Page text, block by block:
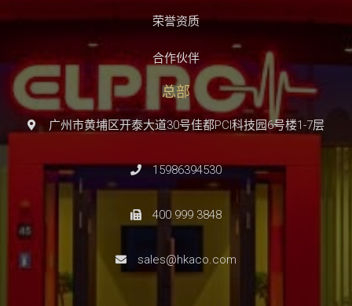
荣誉资质
合作伙伴
总部
广州市黄埔区开泰大道30号佳都PCI科技园6号楼1-7层
15986394530
400 999 3848
sales@hkaco.com